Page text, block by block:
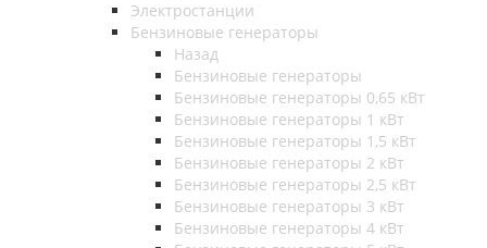
Электростанции
Бензиновые генераторы
Назад
Бензиновые генераторы
Бензиновые генераторы 0,65 кВт
Бензиновые генераторы 1 кВт
Бензиновые генераторы 1,5 кВт
Бензиновые генераторы 2 кВт
Бензиновые генераторы 2,5 кВт
Бензиновые генераторы 3 кВт
Бензиновые генераторы 4 кВт